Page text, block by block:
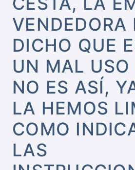
VENDEDORA
DICHO QUE
UN MAL USO
NO ES ASÍ,
LA HEMOS
COMO
LAS